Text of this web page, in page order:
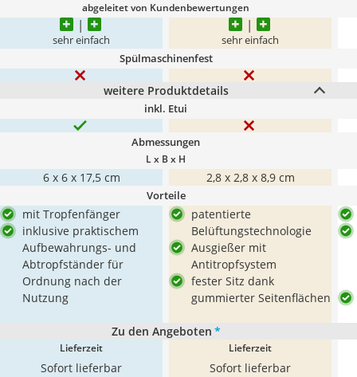
abgeleitet von Kundenbewertungen
sehr einfach sehr einfach
Spülmaschinenfest
weitere Produktdetails
inkl. Etui
Abmessungen
L x B x H
6 x 6 x 17,5 cm 2,8 x 2,8 x 8,9 cm
Vorteile
mit Tropfenfänger
inklusive praktischem
Aufbewahrungs- und
Abtropfständer für
Ordnung nach der
Nutzung
patentierte
Belüftungstechnologie
Ausgießer mit
Antitropfsystem
fester Sitz dank
gummierter Seitenflächen
Zu den Angeboten *
Lieferzeit
Sofort lieferbar
Lieferzeit
Sofort lieferbar